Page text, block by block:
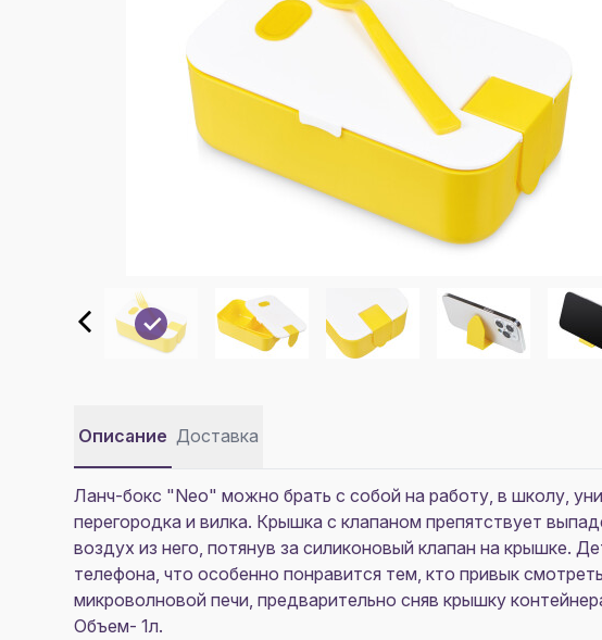
Описание Доставка
Ланч-бокс "Neo" можно брать с собой на работу, в школу,
перегородка и вилка. Крышка с клапаном препятствует
воздух из него, потянув за силиконовый клапан на крышке.
телефона, что особенно понравится тем, кто привык
микроволновой печи, предварительно сняв крышку
Объем- 1л.